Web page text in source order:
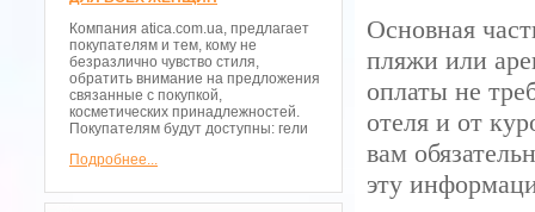
Компания atica.com.ua, предлагает
покупателям и тем, кому не
безразлично чувство стиля,
обратить внимание на предложения
связанные с покупкой,
косметических принадлежностей.
Покупателям будут доступны: гели
Подробнее...
Основная
пляжи или
оплаты не
отеля и от
вам
эту